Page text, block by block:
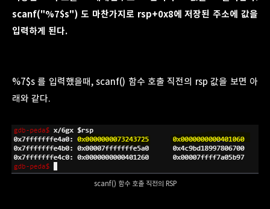
scanf("%7$s") 도 마찬가지로 rsp+0x8에 저장된 주소에 값을
입력하게 된다.
%7$s 를 입력했을때, scanf() 함수 호출 직전의 rsp 값을 보면 아
래와 같다.
scanf() 함수 호출 직전의 RSP